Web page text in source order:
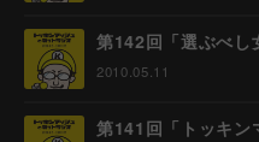
第142回「選ぶべし
2010.05.11
第141回「トッキン